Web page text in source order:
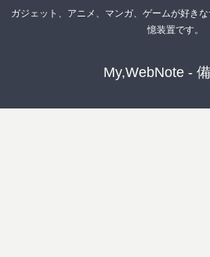
ガジェット、アニメ、マンガ、ゲームが好き
憶装置です。
My,WebNote -